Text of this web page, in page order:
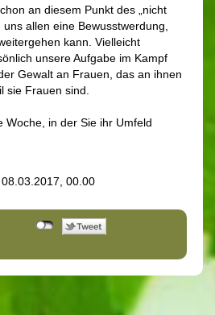
an diesem Punkt des „nicht
allen eine Bewusstwerdung,
kann. Vielleicht
unsere Aufgabe im Kampf
Gewalt an Frauen, das an ihnen
sie Frauen sind.
Woche, in der Sie ihr Umfeld
08.03.2017, 00.00